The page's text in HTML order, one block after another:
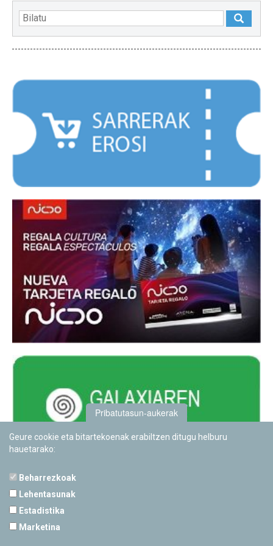
Pribatutasun-aukerak
Geure cookie eta bitartekoenak erabiltzen ditugu helburu
hauetarako:
Beharrezkoak
Lehentasunak
Estadistika
Marketina